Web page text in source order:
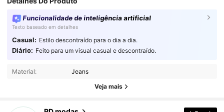
Funcionalidade de inteligência artificial
Texto baseado em detalhes
Casual: Estilo descontraído para o dia a dia.
Diário: Feito para um visual casual e descontraído.
Material: Jeans
Veja mais
9.3K Seguidores